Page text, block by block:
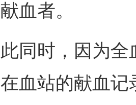
血者。
同时，因为
血站的献血